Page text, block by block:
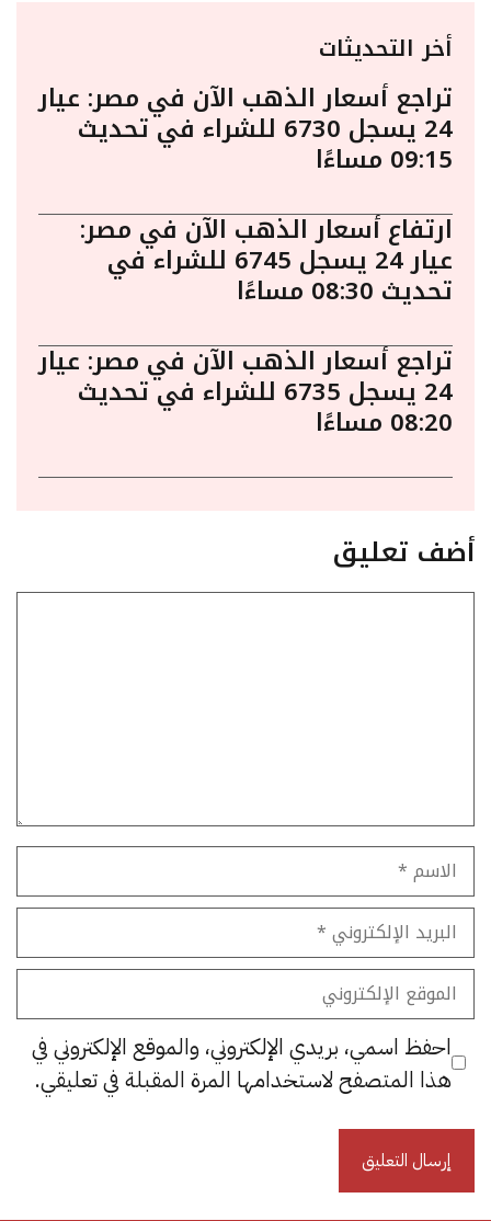
أخر التحديثات
تراجع أسعار الذهب الآن في مصر: عيار
24 يسجل 6730 للشراء في تحديث
09:15 مساءًا
ارتفاع أسعار الذهب الآن في مصر:
عيار 24 يسجل 6745 للشراء في
تحديث 08:30 مساءًا
تراجع أسعار الذهب الآن في مصر: عيار
24 يسجل 6735 للشراء في تحديث
08:20 مساءًا
أضف تعليق
الاسم
البريد
الإلكتروني
الموقع
الإلكتروني
احفظ اسمي، بريدي الإلكتروني، والموقع الإلكتروني في
هذا المتصفح لاستخدامها المرة المقبلة في تعليقي.